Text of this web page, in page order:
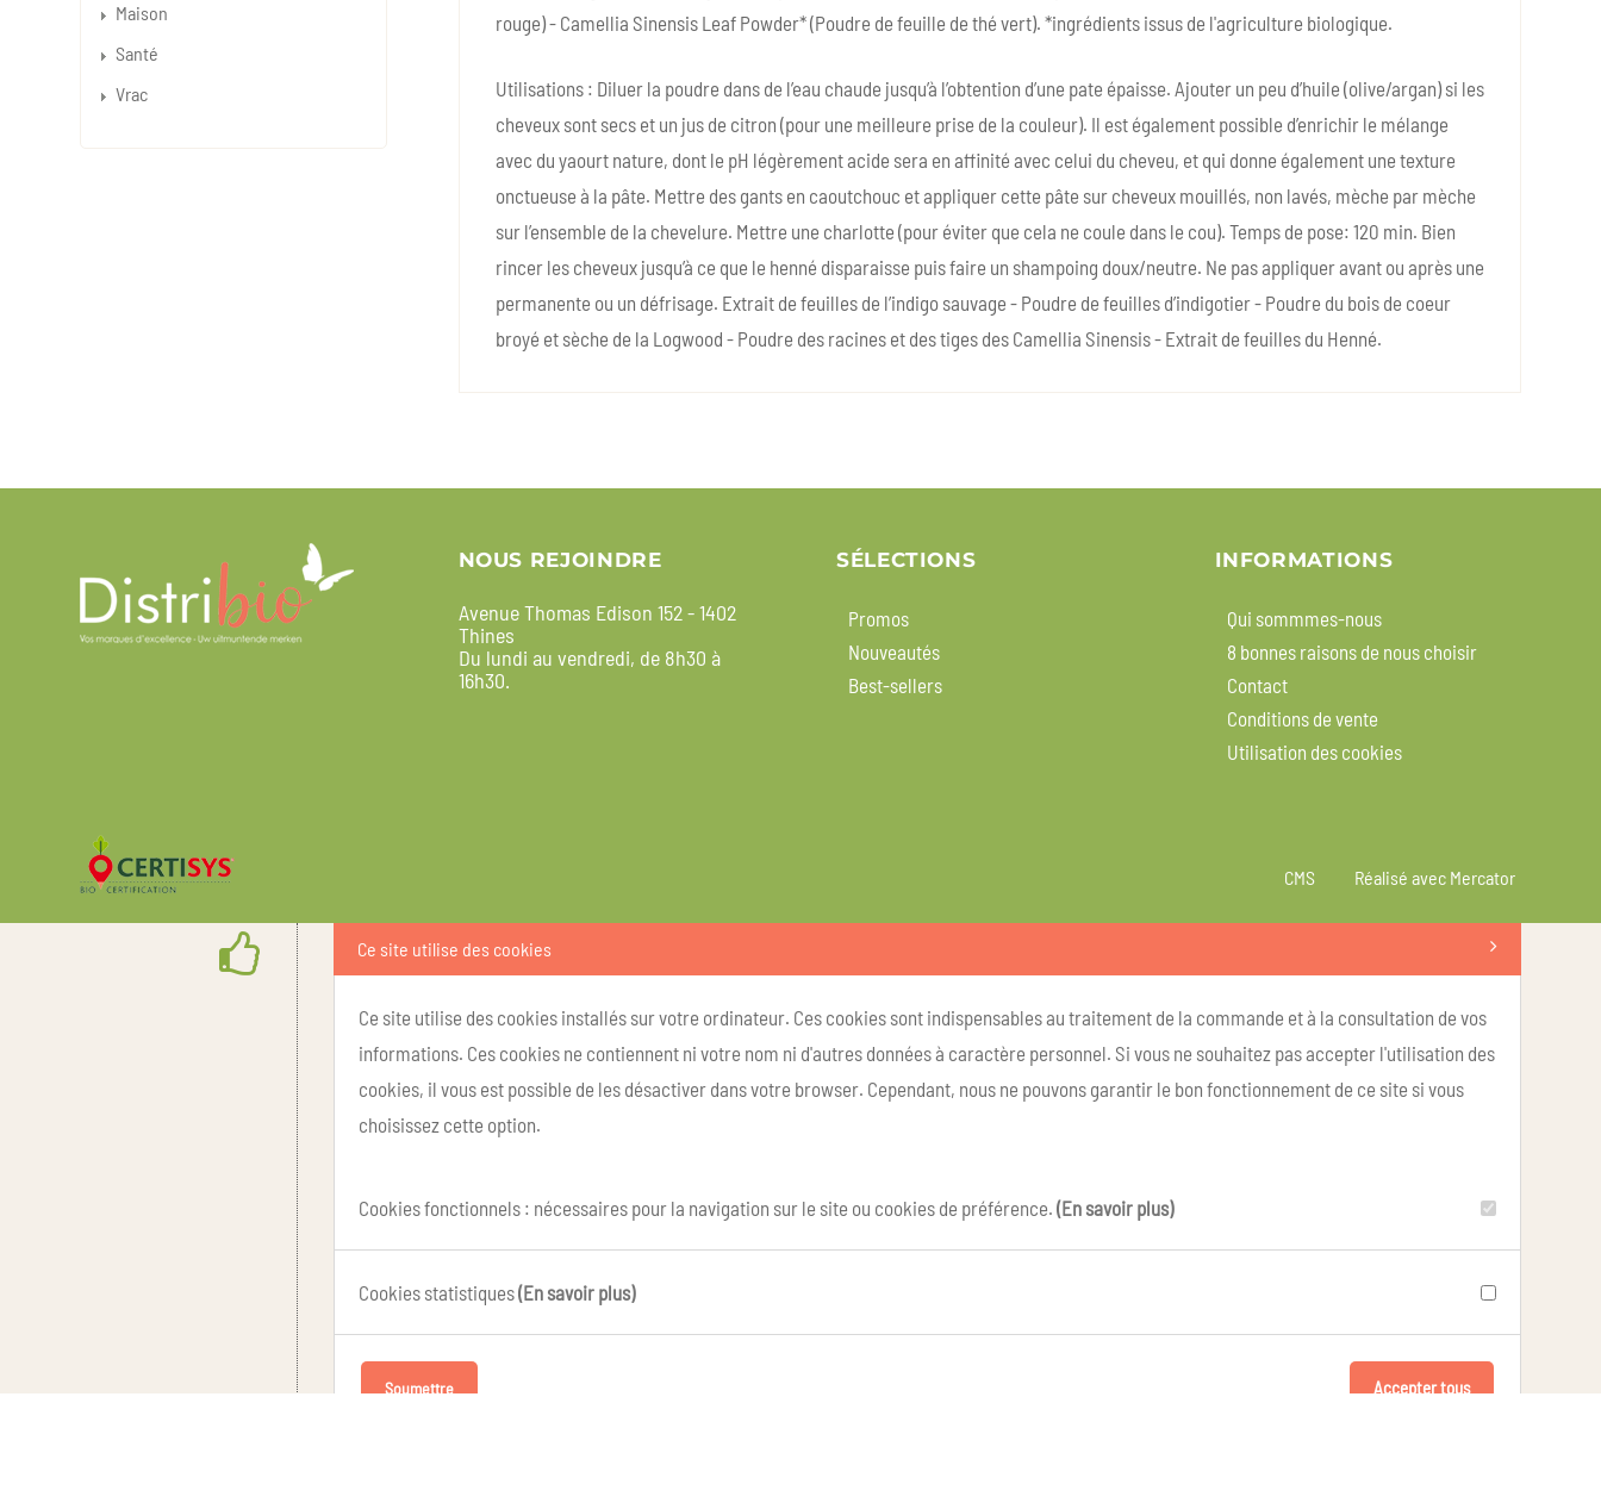
rouge) - Camellia Sinensis Leaf Powder* (Poudre de feuille de thé vert). *ingrédients issus de l'agriculture biologique.
Utilisations : Diluer la poudre dans de l’eau chaude jusqu’à l’obtention d’une pate épaisse. Ajouter un peu d’huile (olive/argan) si les
cheveux sont secs et un jus de citron (pour une meilleure prise de la couleur). Il est également possible d’enrichir le mélange
avec du yaourt nature, dont le pH légèrement acide sera en affinité avec celui du cheveu, et qui donne également une texture
onctueuse à la pâte. Mettre des gants en caoutchouc et appliquer cette pâte sur cheveux mouillés, non lavés, mèche par mèche
sur l’ensemble de la chevelure. Mettre une charlotte (pour éviter que cela ne coule dans le cou). Temps de pose: 120 min. Bien
rincer les cheveux jusqu’à ce que le henné disparaisse puis faire un shampoing doux/neutre. Ne pas appliquer avant ou après une
permanente ou un défrisage. Extrait de feuilles de l’indigo sauvage - Poudre de feuilles d’indigotier - Poudre du bois de coeur
broyé et sèche de la Logwood - Poudre des racines et des tiges des Camellia Sinensis - Extrait de feuilles du Henné.
Maison
Santé
Vrac
NOUS REJOINDRE
Avenue Thomas Edison 152 - 1402
Thines
Du lundi au vendredi, de 8h30 à
16h30.
SÉLECTIONS
Promos
Nouveautés
Best-sellers
INFORMATIONS
Qui sommmes-nous
8 bonnes raisons de nous choisir
Contact
Conditions de vente
Utilisation des cookies
CMS Réalisé avec Mercator
Ce site utilise des cookies
Ce site utilise des cookies installés sur votre ordinateur. Ces cookies sont indispensables au traitement de la commande et à la consultation de vos
informations. Ces cookies ne contiennent ni votre nom ni d'autres données à caractère personnel. Si vous ne souhaitez pas accepter l'utilisation des
cookies, il vous est possible de les désactiver dans votre browser. Cependant, nous ne pouvons garantir le bon fonctionnement de ce site si vous
choisissez cette option.
Cookies fonctionnels : nécessaires pour la navigation sur le site ou cookies de préférence. (En savoir plus)
Cookies statistiques(En savoir plus)
Soumettre Accepter tous